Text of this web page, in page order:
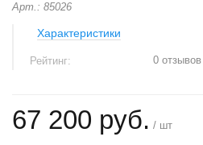
Арт.: 85026
Характеристики
Рейтинг: 0 отзывов
67 200 руб. / шт